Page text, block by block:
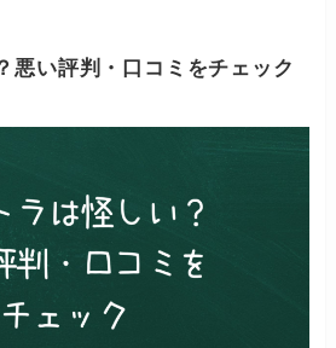
悪い評判・口コミをチェック